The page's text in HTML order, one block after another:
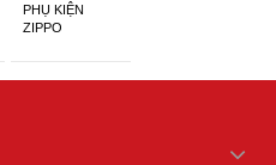
PHỤ KIỆN
ZIPPO